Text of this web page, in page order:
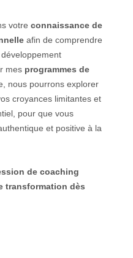
votre connaissance de
afin de comprendre
mes programmes de
nous pourrons explorer
croyances limitantes et
pour que vous
et positive à la
de coaching
transformation dès